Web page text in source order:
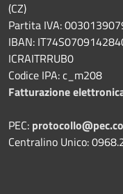
(CZ)
Partita IVA:
IBAN:
ICRAITRRUB0
Codice IPA: c_m208
Fatturazione
PEC:
Centralino Unico: